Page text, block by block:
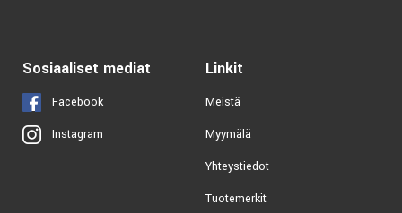
Sosiaaliset mediat
Facebook
Instagram
Linkit
Meistä
Myymälä
Yhteystiedot
Tuotemerkit